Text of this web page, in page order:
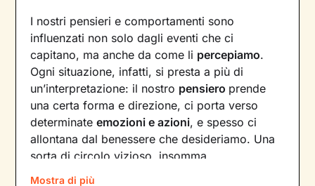
I nostri pensieri e comportamenti sono
influenzati non solo dagli eventi che ci
capitano, ma anche da come li percepiamo.
Ogni situazione, infatti, si presta a più di
un’interpretazione: il nostro pensiero prende
una certa forma e direzione, ci porta verso
determinateemozioni e azioni, e spesso ci
allontana dal benessere che desideriamo. Una
sorta di circolo vizioso, insomma.
Mostra di più